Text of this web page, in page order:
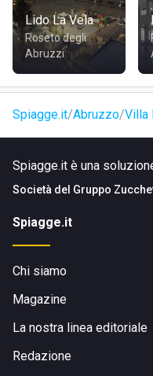
COME RAGGIUNGERE
LETIZIA
l'indirizzo Lungomare
trova vicino all'uscita
parcheggiare, il modo di
fatiche derivanti dalla
Lido La Vela
Roseto degli
Abruzzi
Spiagge.it Abruzzo Villa
Spiagge.it è una
Società del Gruppo
Spiagge.it
Chi siamo
Magazine
La nostra linea editoriale
Redazione